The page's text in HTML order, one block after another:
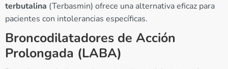
terbutalina (Terbasmin) ofrece una alternativa eficaz para
pacientes con intolerancias específicas.
Broncodilatadores de Acción
Prolongada (LABA)